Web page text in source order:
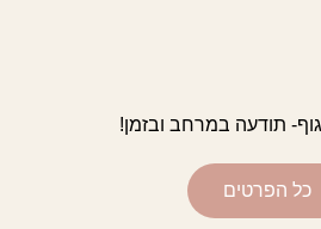
תודעה במרחב ובזמן!
כל הפרטים